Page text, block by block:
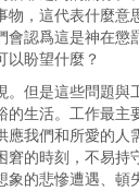
物，這代表什麼意
認爲這是神在懲
以盼望什麼？
。但是這些問題與
的生活。工作最主
應我們和所愛的人
窘的時刻，不易持
象的悲慘遭遇、頓